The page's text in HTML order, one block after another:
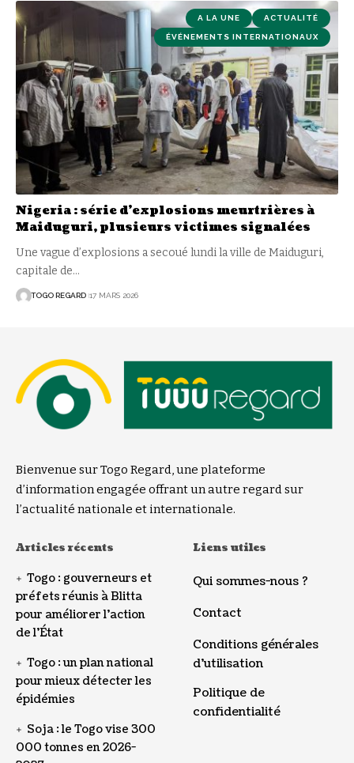
A LA UNE ACTUALITÉ
ÉVÉNEMENTS INTERNATIONAUX
Nigeria : série d’explosions meurtrières à
Maiduguri, plusieurs victimes signalées
Une vague d’explosions a secoué lundi la ville de Maiduguri,
capitale de…
TOGO REGARD 17 MARS 2026
Bienvenue sur Togo Regard, une plateforme
d’information engagée offrant un autre regard sur
l’actualité nationale et internationale.
Articles récents
Togo : gouverneurs et
préfets réunis à Blitta
pour améliorer l’action
de l’État
Togo : un plan national
pour mieux détecter les
épidémies
Soja : le Togo vise 300
000 tonnes en 2026-
Liens utiles
Qui sommes-nous ?
Contact
Conditions générales
d’utilisation
Politique de
confidentialité